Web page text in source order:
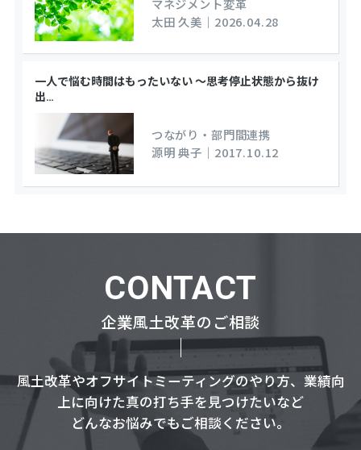
マネジメント変革
太田 久美 ｜ 2026.04.28
一人で悩む時間はもったいない ～思考停止状態から抜け
出…
つながり・部門間連携
源明 典子 ｜ 2017.10.12
CONTACT
企業風土改革のご相談
風土改革やオフサイトミーティングのやり方、業績向
上に向けた真の打ち手を見つけたいなど
どんなお悩みでもご相談ください。